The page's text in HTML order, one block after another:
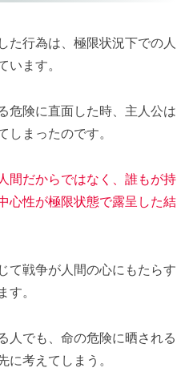
た行為は、極限状況下での人
います。
危険に直面した時、主人公は
まったのです。
間だからではなく、誰もが持
心性が極限状態で露呈した結
て戦争が人間の心にもたらす
。
人でも、命の危険に晒される
に考えてしまう。